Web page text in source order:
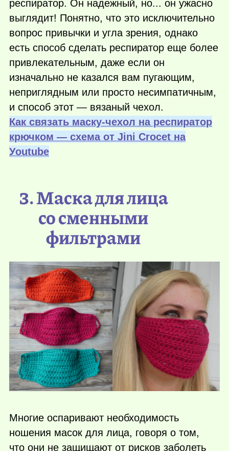
респиратор. Он надежный, но... он ужасно
выглядит! Понятно, что это исключительно
вопрос привычки и угла зрения, однако
есть способ сделать респиратор еще более
привлекательным, даже если он
изначально не казался вам пугающим,
неприглядным или просто несимпатичным,
и способ этот — вязаный чехол.
Как связать маску-чехол на респиратор
крючком — схема от Jini Crocet на
Уoutube
3. Маска для лица
со сменными
фильтрами
Многие оспаривают необходимость
ношения масок для лица, говоря о том,
что они не защищают от рисков заболеть